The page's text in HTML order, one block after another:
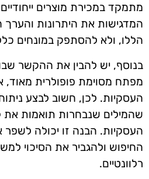
מתמקד במכירת מוצרים
המדגישות את היתרונות
הללו, ולא להסתפק במונחים
בנוסף, יש להבין את ההקשר
מפתח מסוימת פופולרית
העסקיות. לכן, חשוב לבצע
שהמילים שנבחרות תואמות
העסקיות. הבנה זו יכולה לשפר
החיפוש ולהגביר את הסיכוי
רלוונטיים.